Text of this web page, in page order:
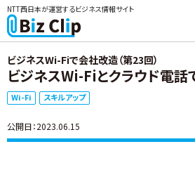
NTT西日本が運営するビジネス情報サイト
ビジネスWi-Fiで会社改造（第23回）
ビジネスWi-Fiとクラウド電話
Wi-Fi スキルアップ
公開日：2023.06.15